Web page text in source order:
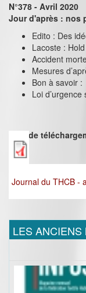
N°378 - Avril 2020
Jour d'après : nos
Edito : Des
Lacoste :
Accident
Mesures
Bon à savoir
Loi
Lien de
Journal du THCB -
LES ANCIENS